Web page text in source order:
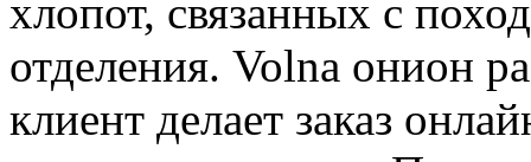
хлопот, связанных с
отделения. Volna онион
клиент делает заказ